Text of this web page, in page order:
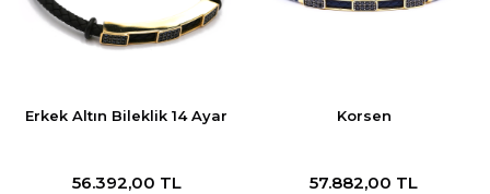
Erkek Altın Bileklik 14 Ayar
56.392,00 TL
Korsen
57.882,00 TL